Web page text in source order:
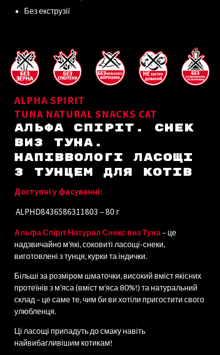
Без екструзії
ALPHA SPIRIT
TUNA NATURAL SNACKS CAT
АЛЬФА СПІРІТ. СНЕК
ВИЗ ТУНА.
НАПІВВОЛОГІ ЛАСОЩІ
З ТУНЦЕМ ДЛЯ КОТІВ
Доступні у фасуванні:
ALPHD8436586311803 – 80 г
Альфа Спіріт Натурал Снекс виз Туна – це
надзвичайно м’які, соковиті ласощі-снеки,
виготовлені з тунця, курки та індички.
Більші за розміром шматочки, високий вміст якісних
протеїнів з м’яса (вміст м’яса 80%!) та натуральний
склад – це саме те, чим би ви хотіли пригостити свого
улюбленця.
Ці ласощі припадуть до смаку навіть
найвибагливішим котикам!